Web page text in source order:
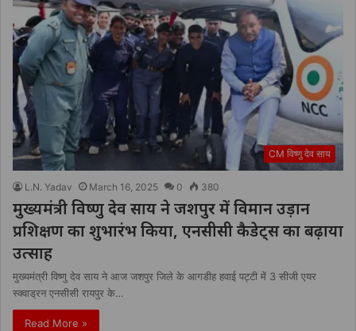
CM विष्णु देव साय
L.N. Yadav March 16, 2025 0 380
मुख्यमंत्री विष्णु देव साय ने जशपुर में विमान उड़ान
प्रशिक्षण का शुभारंभ किया, एनसीसी कैडेट्स का बढ़ाया
उत्साह
मुख्यमंत्री विष्णु देव साय ने आज जशपुर जिले के आगडीह हवाई पट्टी में 3 सीजी एयर
स्क्वाड्रन एनसीसी रायपुर के…
Read More »